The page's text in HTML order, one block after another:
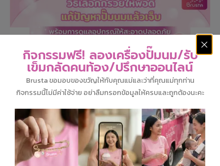
วิธีเลือกกรวยให้พอดี แก้ปัญหาปั๊มนมแล้วเจ็บ พร้อมการดูแล
อุปกรณ์ให้สะอาดปลอดภัย
กิจกรรมฟรี! ลองเครื่องปั๊มนม/รับ
เข็มกลัดคนท้อง/ปรึกษาออนไลน์
Brusta ขอมอบของขวัญให้กับคุณแม่และว่าที่คุณแม่ทุกท่าน
กิจกรรมนี้ไม่มีค่าใช้จ่าย อย่าลืมกรอกข้อมูลให้ครบและถูกต้องนะคะ